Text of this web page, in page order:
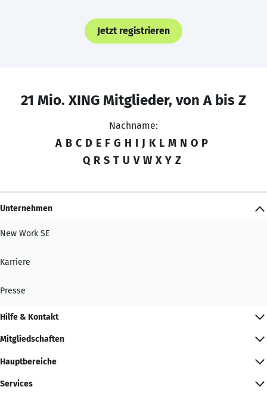
Jetzt registrieren
21 Mio. XING Mitglieder, von A bis Z
Nachname:
A B C D E F G H I J K L M N O P
Q R S T U V W X Y Z
Unternehmen
New Work SE
Karriere
Presse
Hilfe & Kontakt
Mitgliedschaften
Hauptbereiche
Services